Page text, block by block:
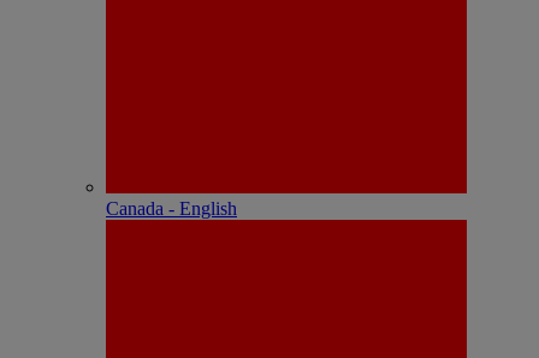
Canada - English